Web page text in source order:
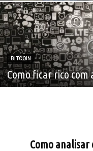
BITCOIN
Como ficar rico com
Como